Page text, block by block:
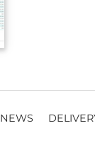
NEWS